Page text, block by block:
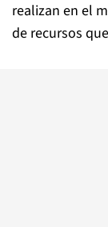
realizan en el
de recursos